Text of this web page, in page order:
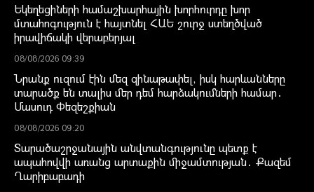
Եկեղեցիների համաշխարհային խորհուրդը խոր
մտահոգություն է հայտնել ՀԱԵ շուրջ ստեղծված
իրավիճակի վերաբերյալ
08/08/2026 09:39
Նրանք ուզում էին մեզ զինաթափել, իսկ հարևանները
տարածք են տալիս մեր դեմ հարձակումների համար․
Մասուդ Փեզեշքիան
08/08/2026 09:20
Տարածաշրջանային անվտանգությունը պետք է
ապահովվի առանց արտաքին միջամտության․ Քազեմ
Ղարիբաբադի